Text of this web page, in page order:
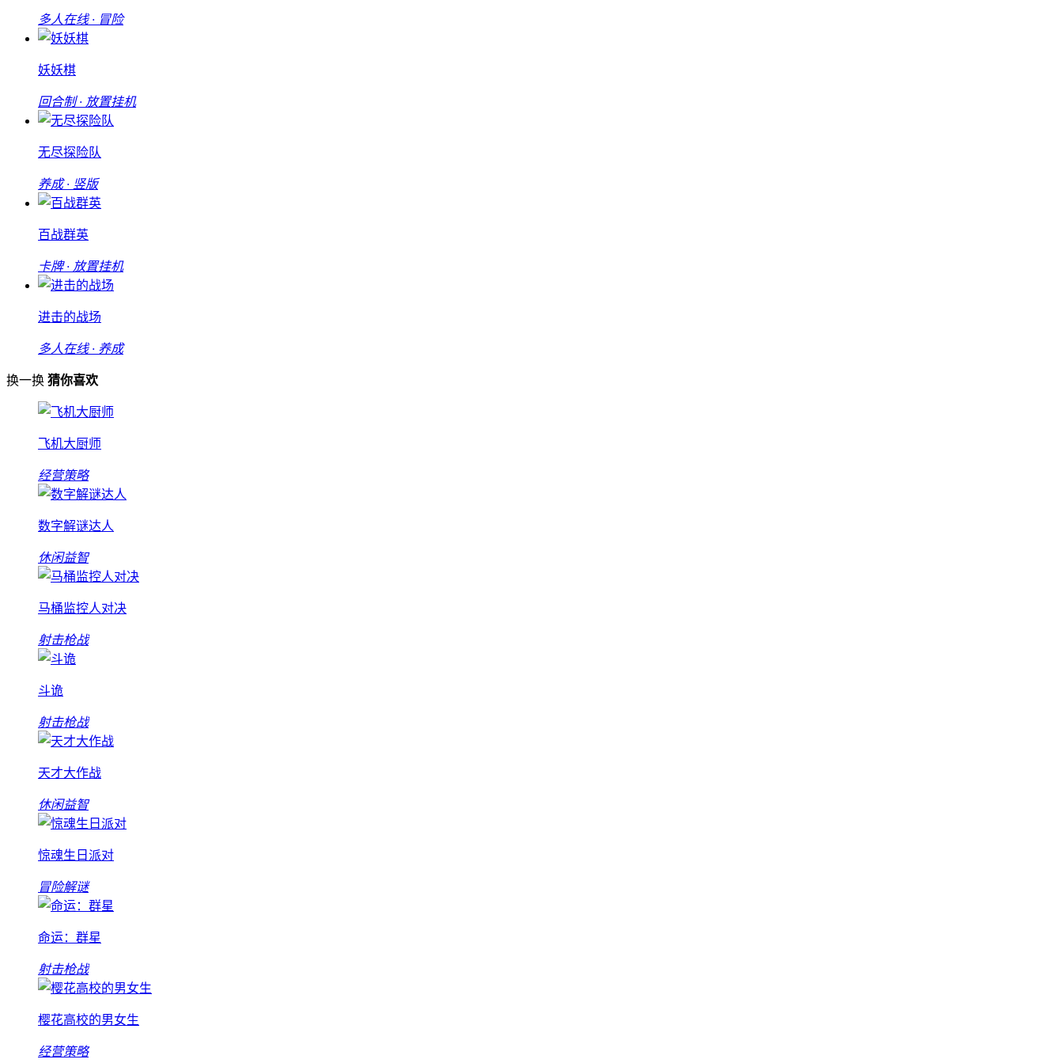
多人在线 · 冒险
妖妖棋
回合制 · 放置挂机
无尽探险队
养成 · 竖版
百战群英
卡牌 · 放置挂机
进击的战场
多人在线 · 养成
换一换 猜你喜欢
飞机大厨师
经营策略
数字解谜达人
休闲益智
马桶监控人对决
射击枪战
斗诡
射击枪战
天才大作战
休闲益智
惊魂生日派对
冒险解谜
命运：群星
射击枪战
樱花高校的男女生
经营策略